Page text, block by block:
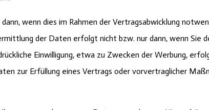
wenn dies im Rahmen der Vertragsabwicklung
der Daten erfolgt nicht bzw. nur dann, wenn Sie
Einwilligung, etwa zu Zwecken der Werbung,
zur Erfüllung eines Vertrags oder vorvertraglicher